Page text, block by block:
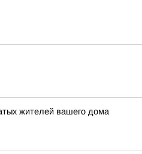
жителей вашего дома